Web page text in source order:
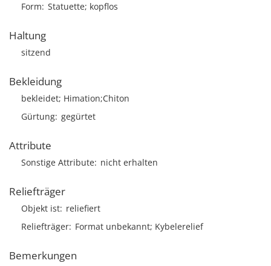
Form Statuette; kopflos
Haltung
sitzend
Bekleidung
bekleidet; Himation;Chiton
Gürtung gegürtet
Attribute
Sonstige Attribute nicht erhalten
Reliefträger
Objekt ist reliefiert
Reliefträger Format unbekannt; Kybelerelief
Bemerkungen